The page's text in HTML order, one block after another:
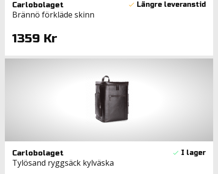
Carlobolaget
Brännö förkläde skinn
1359 Kr
Carlobolaget
Tylösand ryggsäck kylväska